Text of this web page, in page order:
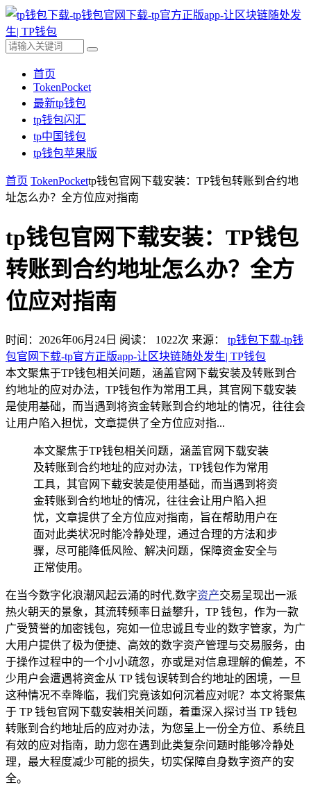
首页
TokenPocket
最新tp钱包
tp钱包闪汇
tp中国钱包
tp钱包苹果版
首页 TokenPockettp钱包官网下载安装：TP钱包转账到合约地
址怎么办？全方位应对指南
tp钱包官网下载安装：TP钱包
转账到合约地址怎么办？全方
位应对指南
时间：2026年06月24日 阅读： 1022次 来源： tp钱包下载-tp钱
包官网下载-tp官方正版app-让区块链随处发生| TP钱包
本文聚焦于TP钱包相关问题，涵盖官网下载安装及转账到合
约地址的应对办法，TP钱包作为常用工具，其官网下载安装
是使用基础，而当遇到将资金转账到合约地址的情况，往往会
让用户陷入担忧，文章提供了全方位应对指...
本文聚焦于TP钱包相关问题，涵盖官网下载安装
及转账到合约地址的应对办法，TP钱包作为常用
工具，其官网下载安装是使用基础，而当遇到将资
金转账到合约地址的情况，往往会让用户陷入担
忧，文章提供了全方位应对指南，旨在帮助用户在
面对此类状况时能冷静处理，通过合理的方法和步
骤，尽可能降低风险、解决问题，保障资金安全与
正常使用。
在当今数字化浪潮风起云涌的时代,数字资产交易呈现出一派
热火朝天的景象，其流转频率日益攀升，TP 钱包，作为一款
广受赞誉的加密钱包，宛如一位忠诚且专业的数字管家，为广
大用户提供了极为便捷、高效的数字资产管理与交易服务，由
于操作过程中的一个小小疏忽，亦或是对信息理解的偏差，不
少用户会遭遇将资金从 TP 钱包误转到合约地址的困境，一旦
这种情况不幸降临，我们究竟该如何沉着应对呢？本文将聚焦
于 TP 钱包官网下载安装相关问题，着重深入探讨当 TP 钱包
转账到合约地址后的应对办法，为您呈上一份全方位、系统且
有效的应对指南，助力您在遇到此类复杂问题时能够冷静处
理，最大程度减少可能的损失，切实保障自身数字资产的安
全。